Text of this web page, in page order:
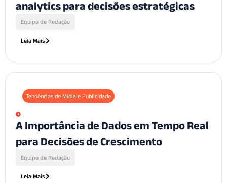
analytics para decisões estratégicas
Equipe de Redação
Leia Mais
Tendências de Mídia e Publicidade
A Importância de Dados em Tempo Real
para Decisões de Crescimento
Equipe de Redação
Leia Mais